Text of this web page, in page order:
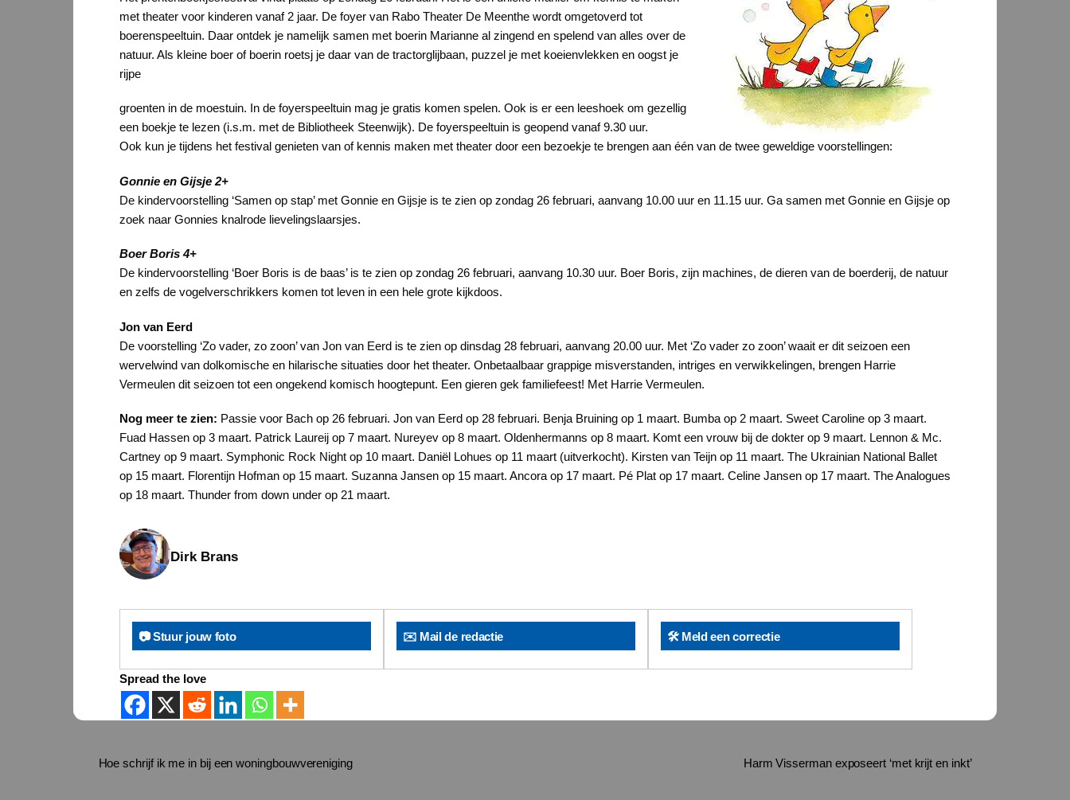
met theater voor kinderen vanaf 2 jaar. De foyer van Rabo Theater De Meenthe wordt omgetoverd tot
boerenspeeltuin. Daar ontdek je namelijk samen met boerin Marianne al zingend en spelend van alles over de
natuur. Als kleine boer of boerin roetsj je daar van de tractorglijbaan, puzzel je met koeienvlekken en oogst je
rijpe
groenten in de moestuin. In de foyerspeeltuin mag je gratis komen spelen. Ook is er een leeshoek om gezellig
een boekje te lezen (i.s.m. met de Bibliotheek Steenwijk). De foyerspeeltuin is geopend vanaf 9.30 uur.
Ook kun je tijdens het festival genieten van of kennis maken met theater door een bezoekje te brengen aan één van de twee geweldige voorstellingen:
Gonnie en Gijsje 2+
De kindervoorstelling ‘Samen op stap’ met Gonnie en Gijsje is te zien op zondag 26 februari, aanvang 10.00 uur en 11.15 uur. Ga samen met Gonnie en Gijsje op
zoek naar Gonnies knalrode lievelingslaarsjes.
Boer Boris 4+
De kindervoorstelling ‘Boer Boris is de baas’ is te zien op zondag 26 februari, aanvang 10.30 uur. Boer Boris, zijn machines, de dieren van de boerderij, de natuur
en zelfs de vogelverschrikkers komen tot leven in een hele grote kijkdoos.
Jon van Eerd
De voorstelling ‘Zo vader, zo zoon’ van Jon van Eerd is te zien op dinsdag 28 februari, aanvang 20.00 uur. Met ‘Zo vader zo zoon’ waait er dit seizoen een
wervelwind van dolkomische en hilarische situaties door het theater. Onbetaalbaar grappige misverstanden, intriges en verwikkelingen, brengen Harrie
Vermeulen dit seizoen tot een ongekend komisch hoogtepunt. Een gieren gek familiefeest! Met Harrie Vermeulen.
Nog meer te zien: Passie voor Bach op 26 februari. Jon van Eerd op 28 februari. Benja Bruining op 1 maart. Bumba op 2 maart. Sweet Caroline op 3 maart.
Fuad Hassen op 3 maart. Patrick Laureij op 7 maart. Nureyev op 8 maart. Oldenhermanns op 8 maart. Komt een vrouw bij de dokter op 9 maart. Lennon & Mc.
Cartney op 9 maart. Symphonic Rock Night op 10 maart. Daniël Lohues op 11 maart (uitverkocht). Kirsten van Teijn op 11 maart. The Ukrainian National Ballet
op 15 maart. Florentijn Hofman op 15 maart. Suzanna Jansen op 15 maart. Ancora op 17 maart. Pé Plat op 17 maart. Celine Jansen op 17 maart. The Analogues
op 18 maart. Thunder from down under op 21 maart.
Dirk Brans
📷 Stuur jouw foto ✉️ Mail de redactie 🛠️ Meld een correctie
Spread the love
Hoe schrijf ik me in bij een woningbouwvereniging Harm Visserman exposeert ‘met krijt en inkt’